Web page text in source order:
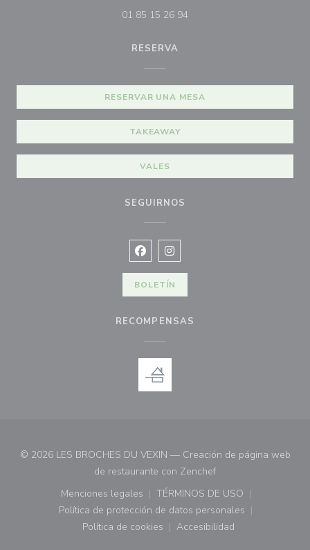
01 85 15 26 94
RESERVA
RESERVAR UNA MESA
TAKEAWAY
VALES
SEGUIRNOS
Facebook ((abre en una nueva
Instagram ((abre en una
BOLETÍN
RECOMPENSAS
© 2026 LES BROCHES DU VEXIN — Creación de página web
de restaurante con Zenchef((abre en una nueva
Menciones legales
((abre en una nueva ventana))
TÉRMINOS DE USO
((abre en una nueva
Política de protección de datos personales
((abre en una nueva ventana))
Política de cookies
((abre en una nueva ventana))
Accesibilidad
((abre en una nueva